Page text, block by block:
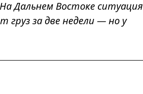
Дальнем Востоке ситуация
груз за две недели — но у